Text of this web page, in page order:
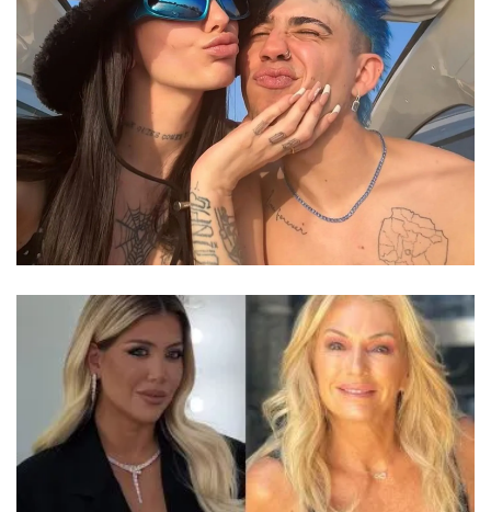
Mal momento
Aseguran que Luck Ra fue quien tomó la
decisión de dejar a La Joaqui